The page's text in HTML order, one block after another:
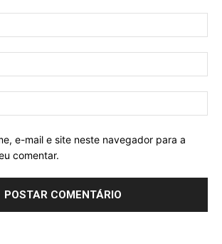
e-mail e site neste navegador para a
comentar.